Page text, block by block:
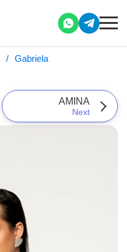
Gabriela
AMINA
Next